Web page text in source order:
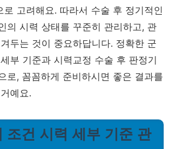
로 고려해요. 따라서 수술 후 정기적인
의 시력 상태를 꾸준히 관리하고, 관
두는 것이 중요하답니다. 정확한 군
부 기준과 시력교정 수술 후 판정기
로, 꼼꼼하게 준비하시면 좋은 결과를
예요.
조건 시력 세부 기준 관